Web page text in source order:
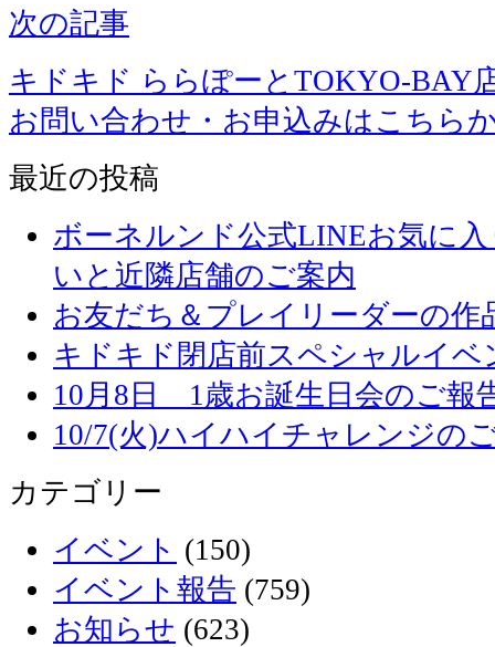
次の記事
キドキド ららぽーとTOKYO-BAY
お問い合わせ・お申込みはこちら
最近の投稿
ボーネルンド公式LINEお気に
いと近隣店舗のご案内
お友だち＆プレイリーダーの作
キドキド閉店前スペシャルイベ
10月8日 1歳お誕生日会のご報
10/7(火)ハイハイチャレンジの
カテゴリー
イベント (150)
イベント報告 (759)
お知らせ (623)